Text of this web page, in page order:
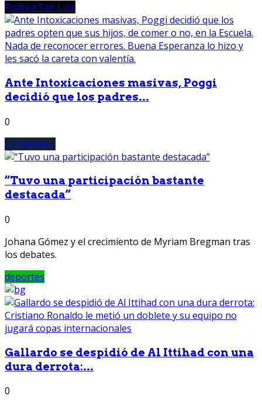
Política San Luis
Ante Intoxicaciones masivas, Poggi
decidió que los padres...
0
Localidades
“Tuvo una participación bastante
destacada”
0
Johana Gómez y el crecimiento de Myriam Bregman tras
los debates.
deportes
Gallardo se despidió de Al Ittihad con una
dura derrota:...
0